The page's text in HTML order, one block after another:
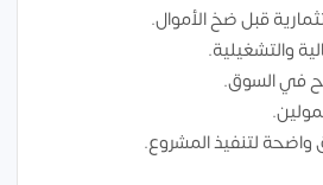
قبل ضخ الأموال.
والتشغيلية.
في السوق.
لتنفيذ المشروع.